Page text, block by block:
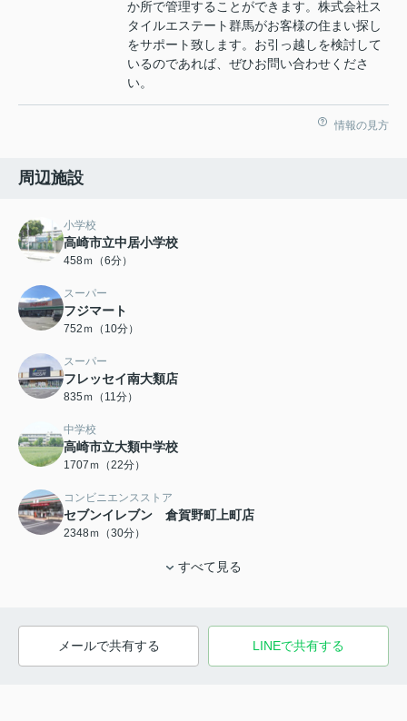
か所で管理することができます。株式会社ス
タイルエステート群馬がお客様の住まい探し
をサポート致します。お引っ越しを検討して
いるのであれば、ぜひお問い合わせくださ
い。
情報の見方
周辺施設
小学校
高崎市立中居小学校
458ｍ（6分）
スーパー
フジマート
752ｍ（10分）
スーパー
フレッセイ南大類店
835ｍ（11分）
中学校
高崎市立大類中学校
1707ｍ（22分）
コンビニエンスストア
セブンイレブン 倉賀野町上町店
2348ｍ（30分）
すべて見る
メールで共有する LINEで共有する